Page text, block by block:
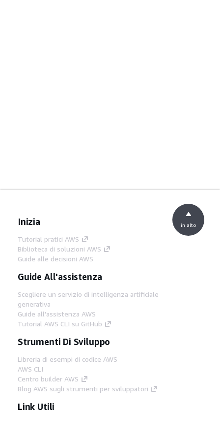
Inizia
Tutorial pratici AWS
Biblioteca di soluzioni AWS
Guide alle decisioni AWS
Guide All'assistenza
Scegliere un servizio di intelligenza artificiale
generativa
Guide all'assistenza AWS
Tutorial AWS CLI su GitHub
Strumenti Di Sviluppo
Libreria di esempi di codice AWS
AWS CLI
Centro builder AWS
Blog AWS sugli strumenti per sviluppatori
Link Utili
in alto